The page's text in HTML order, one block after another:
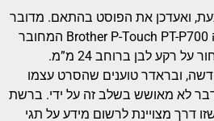
ואעדכן את הפוסט בהתאם. מדובר
במדפסת מדבקות למינציה Brother P-Touch PT-P700 המחובר
למחשב, עם סרט כיתוב שחור על רקע לבן ברוחב 24 מ”מ.
ובראדר טוענים שהסרט עצמו
לא מאושש בשלב זה על ידי. ברשת
דרך מצויינת לרשום מידע על תגי